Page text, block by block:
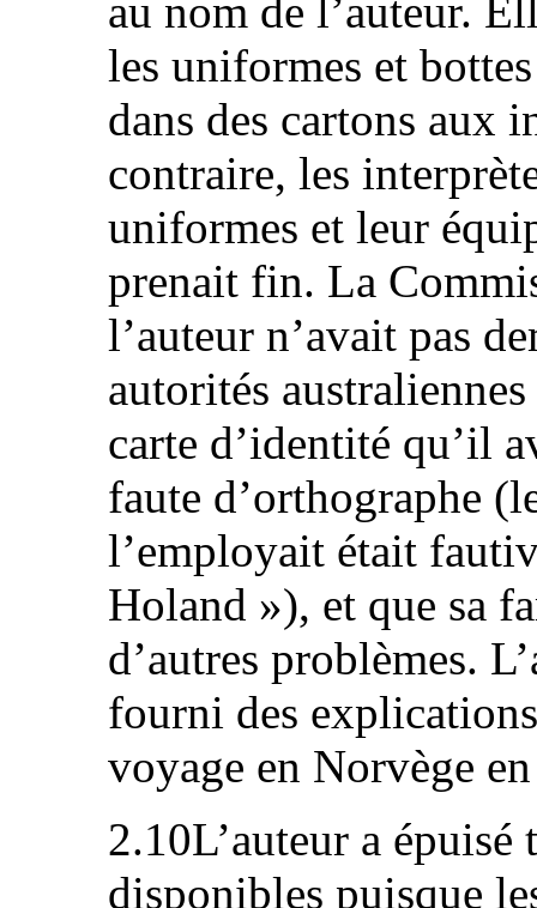
au nom de l’auteur.
les uniformes et
dans des cartons aux
contraire, les
uniformes et leur
prenait fin. La
l’auteur n’avait pas
autorités
carte d’identité qu’il
faute d’orthographe
l’employait était
Holand »), et que sa
d’autres problèmes.
fourni des
voyage en Norvège
2.10L’auteur a
disponibles puisque